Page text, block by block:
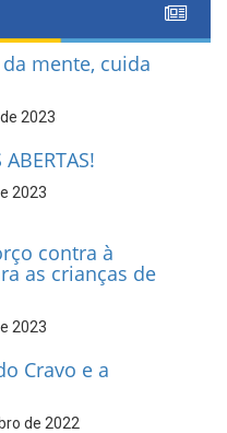
mente, cuida
2023
2023
contra à
as crianças de
2023
Cravo e a
de 2022